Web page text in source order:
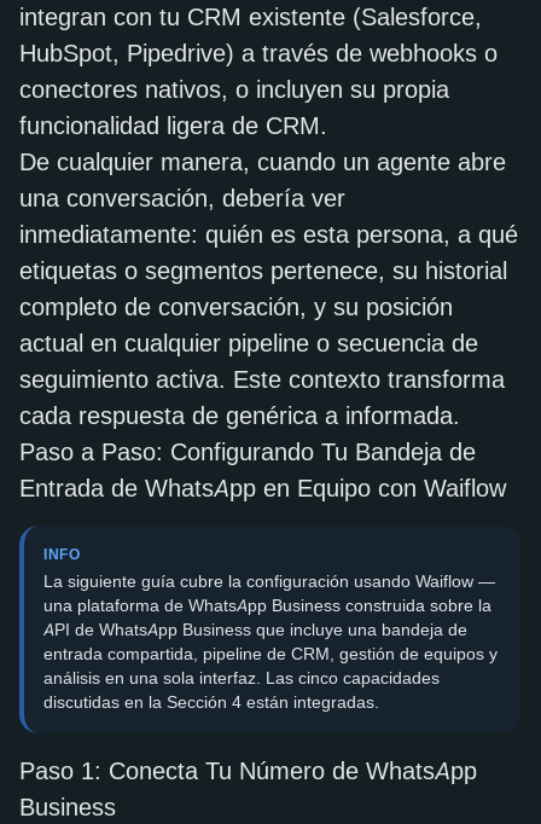
integran con tu CRM existente (Salesforce,
HubSpot, Pipedrive) a través de webhooks o
conectores nativos, o incluyen su propia
funcionalidad ligera de CRM.
De cualquier manera, cuando un agente abre
una conversación, debería ver
inmediatamente: quién es esta persona, a qué
etiquetas o segmentos pertenece, su historial
completo de conversación, y su posición
actual en cualquier pipeline o secuencia de
seguimiento activa. Este contexto transforma
cada respuesta de genérica a informada.
Paso a Paso: Configurando Tu Bandeja de
Entrada de WhatsApp en Equipo con Waiflow
INFO
La siguiente guía cubre la configuración usando Waiflow —
una plataforma de WhatsApp Business construida sobre la
API de WhatsApp Business que incluye una bandeja de
entrada compartida, pipeline de CRM, gestión de equipos y
análisis en una sola interfaz. Las cinco capacidades
discutidas en la Sección 4 están integradas.
Paso 1: Conecta Tu Número de WhatsApp
Business